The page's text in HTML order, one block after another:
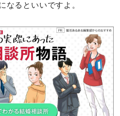
なるといいですよ。